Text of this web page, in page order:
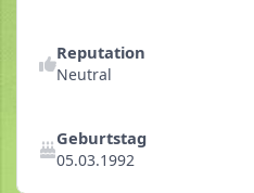
Reputation
Neutral
Geburtstag
05.03.1992